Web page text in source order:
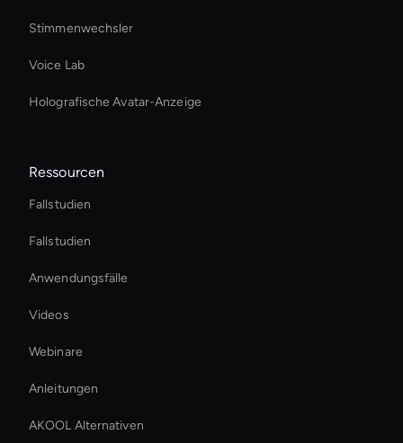
Stimmenwechsler
Voice Lab
Holografische Avatar-Anzeige
Ressourcen
Fallstudien
Fallstudien
Anwendungsfälle
Videos
Webinare
Anleitungen
AKOOL Alternativen